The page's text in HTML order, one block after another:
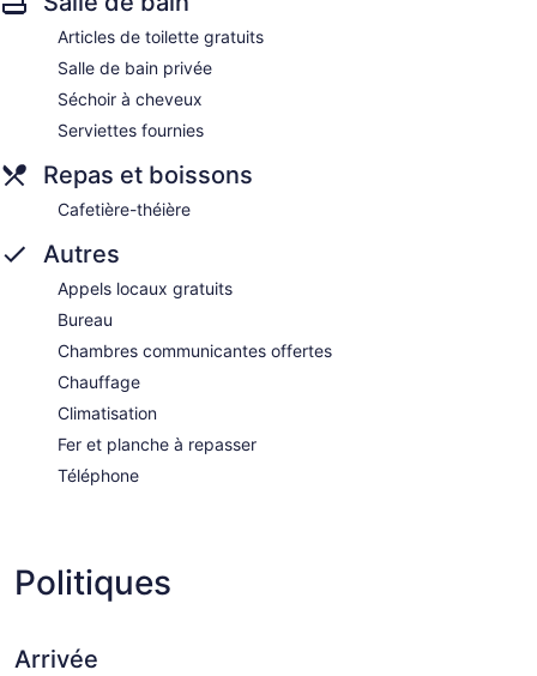
Articles de toilette gratuits
Salle de bain privée
Séchoir à cheveux
Serviettes fournies
Repas et boissons
Cafetière-théière
Autres
Appels locaux gratuits
Bureau
Chambres communicantes offertes
Chauffage
Climatisation
Fer et planche à repasser
Téléphone
Politiques
Arrivée